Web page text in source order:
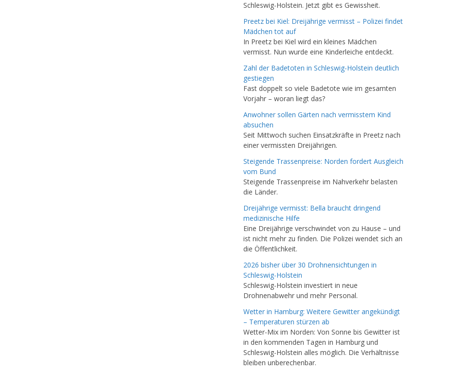
Schleswig-Holstein. Jetzt gibt es Gewissheit.
Preetz bei Kiel: Dreijährige vermisst – Polizei findet
Mädchen tot auf
In Preetz bei Kiel wird ein kleines Mädchen
vermisst. Nun wurde eine Kinderleiche entdeckt.
Zahl der Badetoten in Schleswig-Holstein deutlich
gestiegen
Fast doppelt so viele Badetote wie im gesamten
Vorjahr – woran liegt das?
Anwohner sollen Gärten nach vermisstem Kind
absuchen
Seit Mittwoch suchen Einsatzkräfte in Preetz nach
einer vermissten Dreijährigen.
Steigende Trassenpreise: Norden fordert Ausgleich
vom Bund
Steigende Trassenpreise im Nahverkehr belasten
die Länder.
Dreijährige vermisst: Bella braucht dringend
medizinische Hilfe
Eine Dreijährige verschwindet von zu Hause – und
ist nicht mehr zu finden. Die Polizei wendet sich an
die Öffentlichkeit.
2026 bisher über 30 Drohnensichtungen in
Schleswig-Holstein
Schleswig-Holstein investiert in neue
Drohnenabwehr und mehr Personal.
Wetter in Hamburg: Weitere Gewitter angekündigt
– Temperaturen stürzen ab
Wetter-Mix im Norden: Von Sonne bis Gewitter ist
in den kommenden Tagen in Hamburg und
Schleswig-Holstein alles möglich. Die Verhältnisse
bleiben unberechenbar.